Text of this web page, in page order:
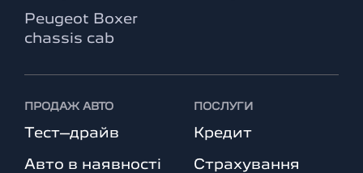
Peugeot Boxer
chassis cab
ПРОДАЖ АВТО
Тест–драйв
Авто в наявності
ПОСЛУГИ
Кредит
Страхування